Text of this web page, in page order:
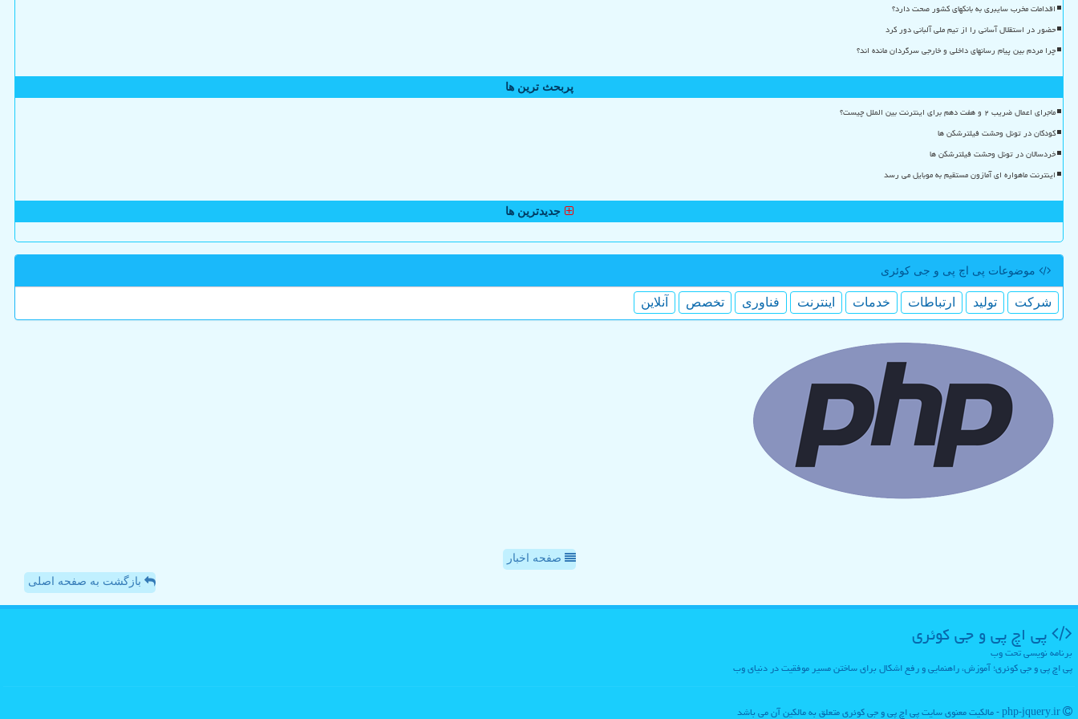
اقدامات مخرب سایبری به بانکهای کشور صحت دارد؟
حضور در استقلال آسانی را از تیم ملی آلبانی دور کرد
چرا مردم بین پیام رسانهای داخلی و خارجی سرگردان مانده اند؟
پربحث ترین ها
ماجرای اعمال ضریب ۲ و هفت دهم برای اینترنت بین الملل چیست؟
کودکان در تونل وحشت فیلترشکن ها
خردسالان در تونل وحشت فیلترشکن ها
اینترنت ماهواره ای آمازون مستقیم به موبایل می رسد
جدیدترین ها
موضوعات پی اچ پی و جی كوئری
شركت تولید ارتباطات خدمات اینترنت فناوری تخصص آنلاین
صفحه اخبار
بازگشت به صفحه اصلی
پی اچ پی و جی كوئری
برنامه نویسی تحت وب
پی اچ پی و جی کوئری؛ آموزش، راهنمایی و رفع اشکال برای ساختن مسیر موفقیت در دنیای وب